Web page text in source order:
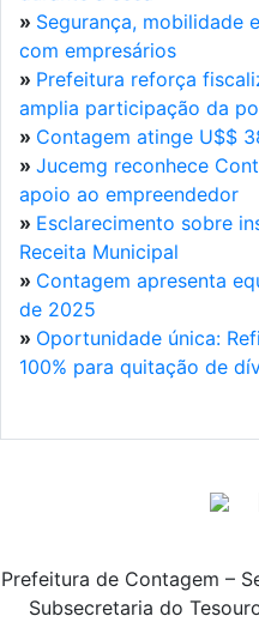
» Segurança, mobilidade
com empresários
» Prefeitura reforça
amplia participação da
» Contagem atinge U$$
» Jucemg reconhece
apoio ao empreendedor
» Esclarecimento sobre
Receita Municipal
» Contagem apresenta
de 2025
» Oportunidade única:
100% para quitação de
Prefeitura de Contagem –
Subsecretaria do